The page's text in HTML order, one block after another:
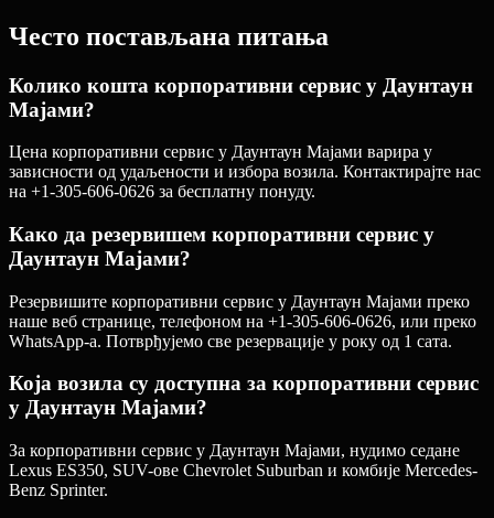
Често постављана питања
Колико кошта корпоративни сервис у Даунтаун
Мајами?
Цена корпоративни сервис у Даунтаун Мајами варира у
зависности од удаљености и избора возила. Контактирајте нас
на +1-305-606-0626 за бесплатну понуду.
Како да резервишем корпоративни сервис у
Даунтаун Мајами?
Резервишите корпоративни сервис у Даунтаун Мајами преко
наше веб странице, телефоном на +1-305-606-0626, или преко
WhatsApp-а. Потврђујемо све резервације у року од 1 сата.
Која возила су доступна за корпоративни сервис
у Даунтаун Мајами?
За корпоративни сервис у Даунтаун Мајами, нудимо седане
Lexus ES350, SUV-ове Chevrolet Suburban и комбије Mercedes-
Benz Sprinter.